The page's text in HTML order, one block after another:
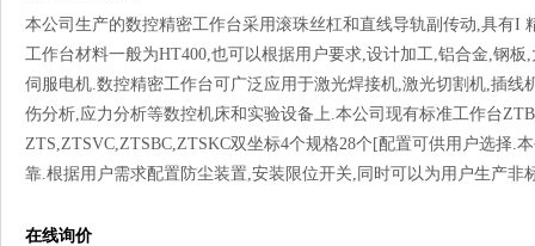
本公司生产的数控精密工作台采用滚珠丝杠和直线导轨副传动,具有I
工作台材料一般为HT400,也可以根据用户要求,设计加工,铝合金,钢
伺服电机.数控精密工作台可广泛应用于激光焊接机,激光切割机,插
伤分析,应力分析等数控机床和实验设备上.本公司现有标准工作台
ZTS,ZTSVC,ZTSBC,ZTSKC双坐标4个规格28个[配置可供用户选择.
靠.根据用户需求配置防尘装置,安装限位开关,同时可以为用户生产非
在线询价